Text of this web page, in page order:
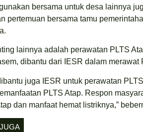
bersama untuk desa lainnya
pertemuan bersama tamu
lainnya adalah perawatan PLTS
dibantu dari IESR dalam merawat
juga IESR untuk perawatan
PLTS Atap. Respon
dan manfaat hemat listriknya,”